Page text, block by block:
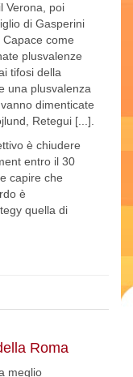
Verona, poi
di Gasperini
come
plusvalenze
tifosi della
una plusvalenza
dimenticate
Retegui [...].
è chiudere
entro il 30
capire che
è
quella di
Roma
meglio